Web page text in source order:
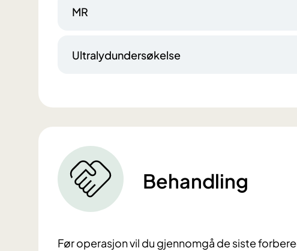
MR
Ultralydundersøkelse
Behandling
Før operasjon vil du gjennomgå de siste